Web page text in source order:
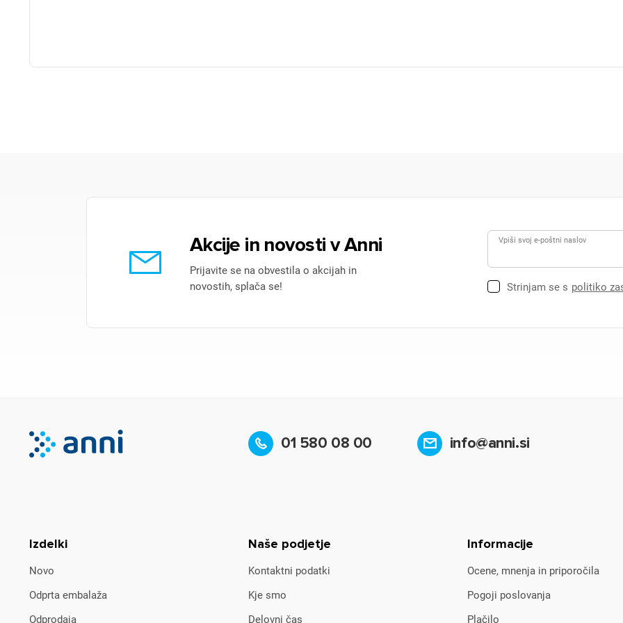
Akcije in novosti v Anni
Prijavite se na obvestila o akcijah in
novostih, splača se!
Vpiši svoj e-poštni naslov
Strinjam se s politiko
01 580 08 00 info@anni.si
Izdelki
Novo
Odprta embalaža
Odprodaja
Naše podjetje
Kontaktni podatki
Kje smo
Delovni čas
Informacije
Ocene, mnenja in priporočila
Pogoji poslovanja
Plačilo